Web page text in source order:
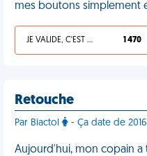
mes boutons simplement
JE VALIDE, C'EST UNE VDM 1 470
Retouche
Par Biactol - Ça date de
Aujourd'hui, mon copain